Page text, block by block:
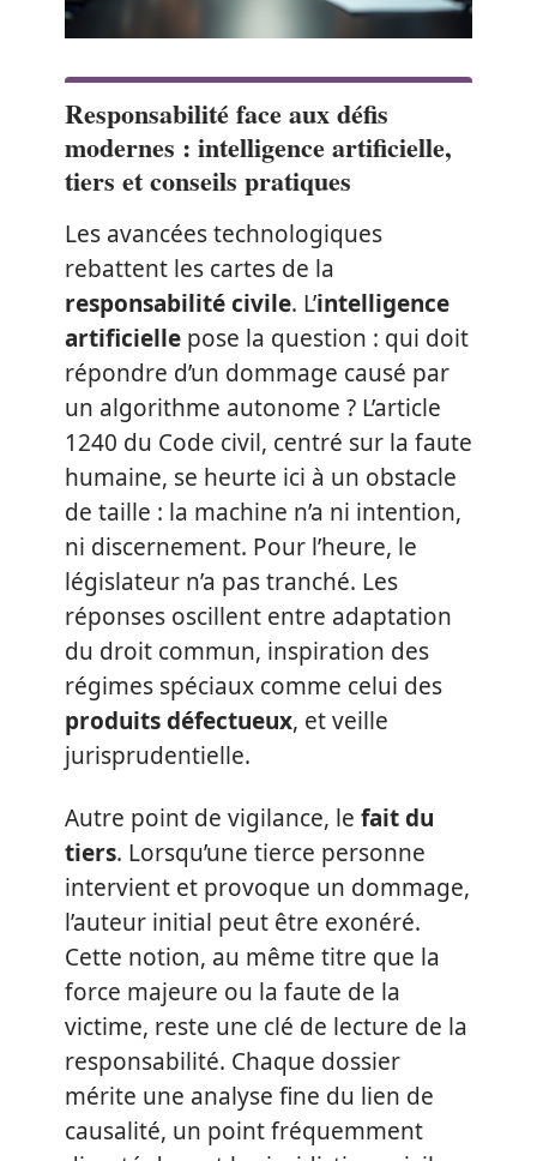
Responsabilité face aux défis
modernes : intelligence artificielle,
tiers et conseils pratiques
Les avancées technologiques
rebattent les cartes de la
responsabilité civile. L’intelligence
artificielle pose la question : qui doit
répondre d’un dommage causé par
un algorithme autonome ? L’article
1240 du Code civil, centré sur la faute
humaine, se heurte ici à un obstacle
de taille : la machine n’a ni intention,
ni discernement. Pour l’heure, le
législateur n’a pas tranché. Les
réponses oscillent entre adaptation
du droit commun, inspiration des
régimes spéciaux comme celui des
produits défectueux, et veille
jurisprudentielle.
Autre point de vigilance, le fait du
tiers. Lorsqu’une tierce personne
intervient et provoque un dommage,
l’auteur initial peut être exonéré.
Cette notion, au même titre que la
force majeure ou la faute de la
victime, reste une clé de lecture de la
responsabilité. Chaque dossier
mérite une analyse fine du lien de
causalité, un point fréquemment